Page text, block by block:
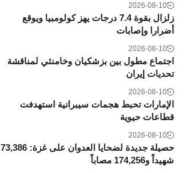
2026-08-10
زلزال بقوة 7.4 درجات يهز كولومبيا ويوقع
أضرارا وإصابات
2026-08-10
اجتماع مطول بين بزشكيان وخامنئي لمناقشة
تحديات إيران
2026-08-10
الإمارات تحبط هجمات سيبرانية استهدفت
قطاعات حيوية
2026-08-10
حصيلة جديدة لضحايا العدوان على غزة: 73,386
شهيداً و174,256 مصاباً